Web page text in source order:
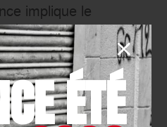
implique le
du donateur,
d’efficacité,
éthique et
et
ÉTÉ